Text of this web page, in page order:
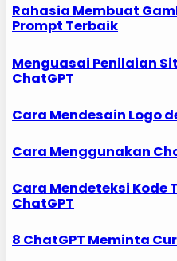
Rahasia Membuat
Prompt Terbaik
Menguasai Penilaian
ChatGPT
Cara Mendesain Logo
Cara Menggunakan
Cara Mendeteksi Kode
ChatGPT
8 ChatGPT Meminta